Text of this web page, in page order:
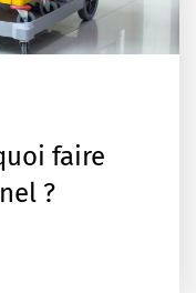
faire
?